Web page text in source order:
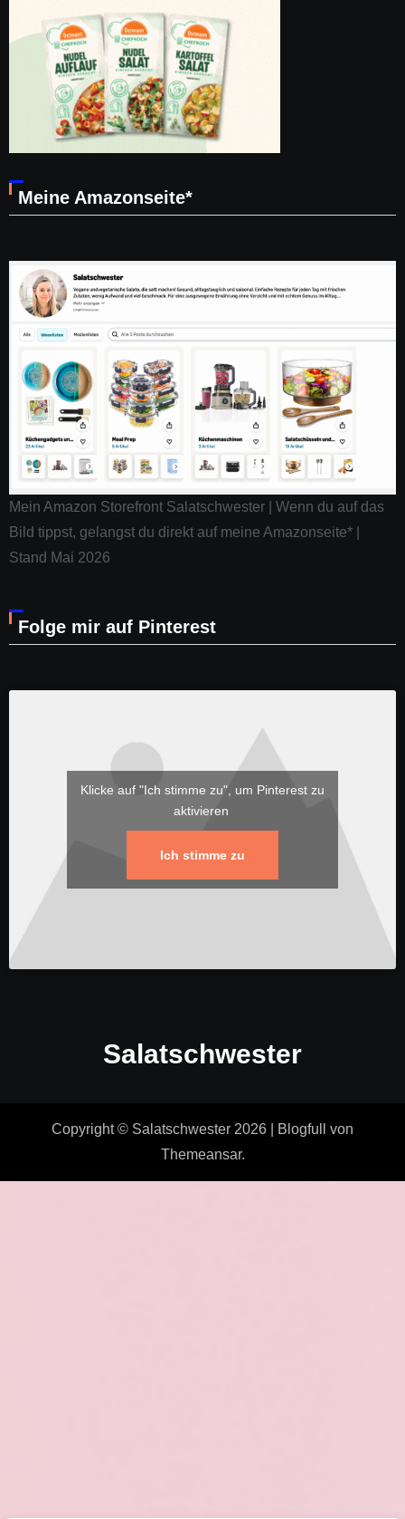
Meine Amazonseite*
Mein Amazon Storefront Salatschwester | Wenn du auf das
Bild tippst, gelangst du direkt auf meine Amazonseite* |
Stand Mai 2026
Folge mir auf Pinterest
Klicke auf "Ich stimme zu", um Pinterest zu
aktivieren
Ich stimme zu
Salatschwester
Copyright © Salatschwester 2026 Blogfull
von
Themeansar.